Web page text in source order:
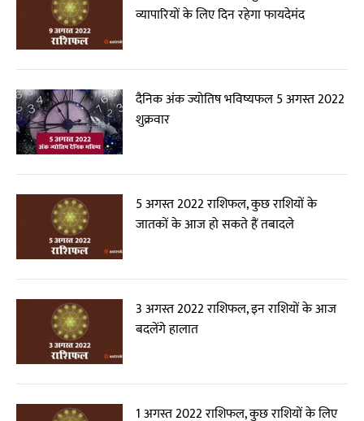
व्यापारियों के लिए दिन रहेगा फायदेमंद
दैनिक अंक ज्योतिष भविष्यफल 5 अगस्त 2022
शुक्रवार
5 अगस्त 2022 राशिफल, कुछ राशियों के
जातकों के आज हो सकते हैं तबादले
3 अगस्त 2022 राशिफल, इन राशियों के आज
बदलेंगे हालात
1 अगस्त 2022 राशिफल, कुछ राशियों के लिए